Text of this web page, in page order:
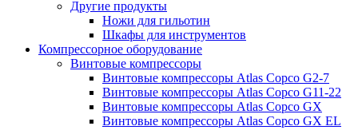
Другие продукты
Ножи для гильотин
Шкафы для инструментов
Компрессорное оборудование
Винтовые компрессоры
Винтовые компрессоры Atlas Copco G2-7
Винтовые компрессоры Atlas Copco G11-22
Винтовые компрессоры Atlas Copco GX
Винтовые компрессоры Atlas Copco GX EL